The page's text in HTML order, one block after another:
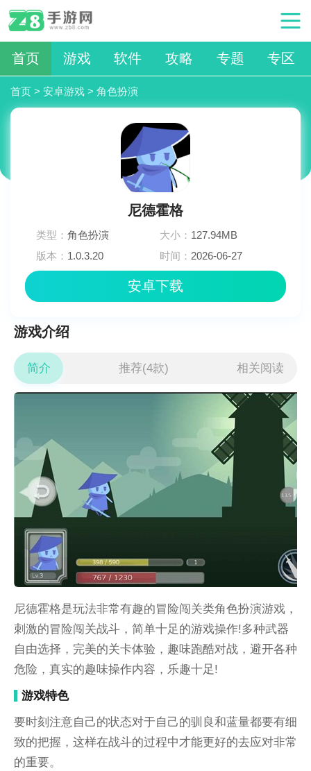
首页 游戏 软件 攻略 专题 专区
首页 > 安卓游戏 > 角色扮演
尼德霍格
类型：角色扮演 大小： 127.94MB
版本： 1.0.3.20 时间： 2026-06-27
安卓下载
游戏介绍
简介 推荐(4款) 相关阅读
尼德霍格是玩法非常有趣的冒险闯关类角色扮演游戏，
刺激的冒险闯关战斗，简单十足的游戏操作!多种武器
自由选择，完美的关卡体验，趣味跑酷对战，避开各种
危险，真实的趣味操作内容，乐趣十足!
游戏特色
要时刻注意自己的状态对于自己的驯良和蓝量都要有细
致的把握，这样在战斗的过程中才能更好的去应对非常
的重要。